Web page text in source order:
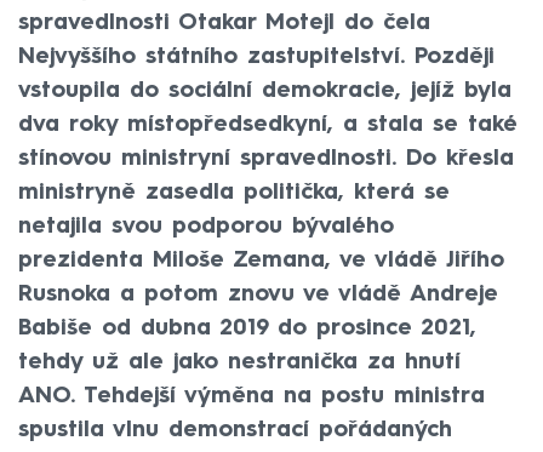
spravedlnosti Otakar Motejl do čela
Nejvyššího státního zastupitelství. Později
vstoupila do sociální demokracie, jejíž byla
dva roky místopředsedkyní, a stala se také
stínovou ministryní spravedlnosti. Do křesla
ministryně zasedla politička, která se
netajila svou podporou bývalého
prezidenta Miloše Zemana, ve vládě Jiřího
Rusnoka a potom znovu ve vládě Andreje
Babiše od dubna 2019 do prosince 2021,
tehdy už ale jako nestranička za hnutí
ANO. Tehdejší výměna na postu ministra
spustila vlnu demonstrací pořádaných